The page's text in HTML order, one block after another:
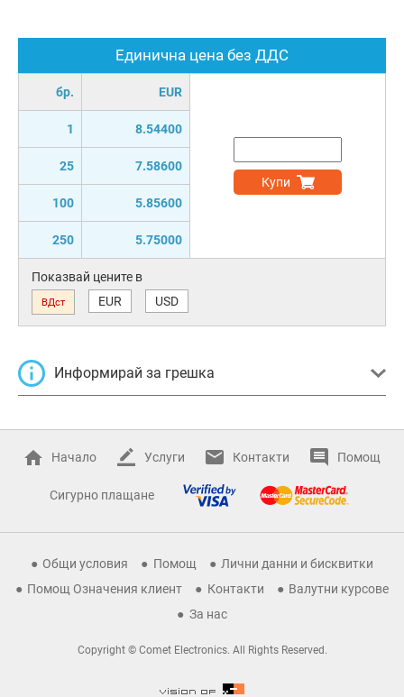
Единична цена без ДДС
бр. EUR
1 8.54400
25 7.58600
100 5.85600
250 5.75000
Купи
Показвай цените в
ВДст EUR USD
Информирай за грешка
Начало Услуги Контакти Помощ
Сигурно плащане
Общи условия Помощ
Лични данни и бисквитки
Помощ Означения клиент
Контакти
Валутни курсове
За нас
Copyright © Comet Electronics. All Rights Reserved.